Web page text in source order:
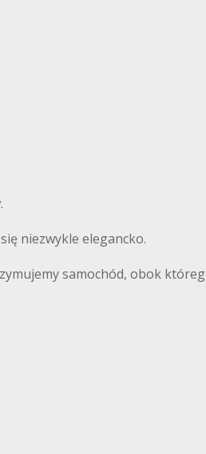
niezwykle elegancko.
samochód, obok